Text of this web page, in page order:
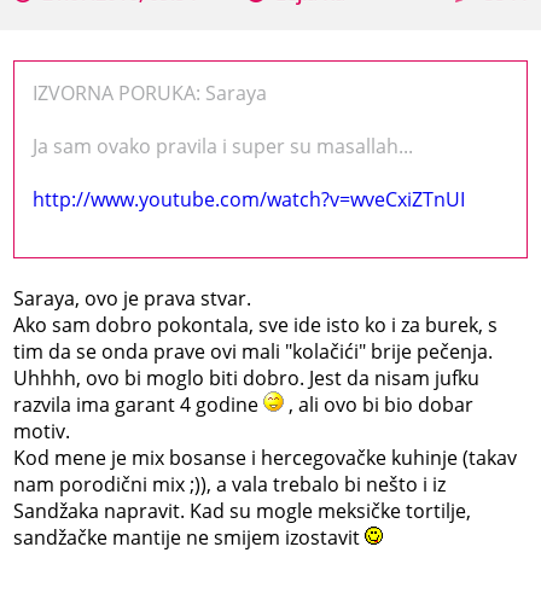
IZVORNA PORUKA: Saraya
Ja sam ovako pravila i super su masallah...
http://www.youtube.com/watch?v=wveCxiZTnUI
Saraya, ovo je prava stvar.
Ako sam dobro pokontala, sve ide isto ko i za burek, s
tim da se onda prave ovi mali "kolačići" brije pečenja.
Uhhhh, ovo bi moglo biti dobro. Jest da nisam jufku
razvila ima garant 4 godine
, ali ovo bi bio dobar
motiv.
Kod mene je mix bosanse i hercegovačke kuhinje (takav
nam porodični mix ;)), a vala trebalo bi nešto i iz
Sandžaka napravit. Kad su mogle meksičke tortilje,
sandžačke mantije ne smijem izostavit